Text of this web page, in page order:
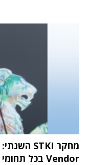
Vendor בכל תחומי שוק ה-IT